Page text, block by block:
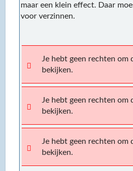
maar een klein effect. Daar
voor verzinnen.
Je hebt geen rechten om
bekijken.
Je hebt geen rechten om
bekijken.
Je hebt geen rechten om
bekijken.